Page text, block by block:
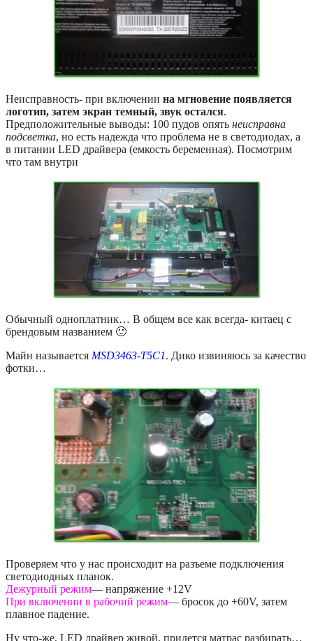
Неисправность- при включении на мгновение появляется
логотип, затем экран темный, звук остался.
Предположительные выводы: 100 пудов опять неисправна
подсветка, но есть надежда что проблема не в светодиодах, а
в питании LED драйвера (емкость беременная). Посмотрим
что там внутри
Обычный одноплатник… В общем все как всегда- китаец с
брендовым названием 🙂
Майн называется MSD3463-T5C1. Дико извиняюсь за качество
фотки…
Проверяем что у нас происходит на разъеме подключения
светодиодных планок.
Дежурный режим— напряжение +12V
При включении в рабочий режим— бросок до +60V, затем
плавное падение.
Ну что-же, LED драйвер живой, придется матрас разбирать…